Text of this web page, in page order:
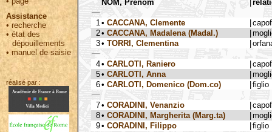
Assistance
• recherche
•état des
dépouillements
•manuel de saisie
réalisé par :
NOM, Prénom
1 • CACCANA, Clemente
2• CACCANA, Madalena (Madal.)
3• TORRI, Clementina
4• CARLOTI, Raniero
5• CARLOTI, Anna
6• CARLOTI, Domenico (Dom.co) figlio
7• CORADINI, Venanzio
8• CORADINI, Margherita (Marg.ta)
9• CORADINI, Filippo figlio